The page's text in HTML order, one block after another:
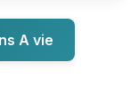
A vie